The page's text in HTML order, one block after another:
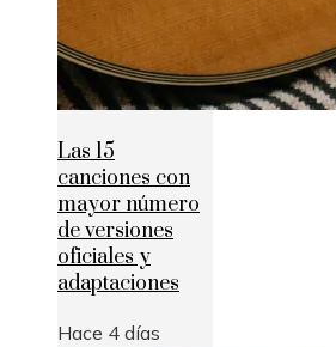
Las 15
canciones con
mayor número
de versiones
oficiales y
adaptaciones
Hace 4 días